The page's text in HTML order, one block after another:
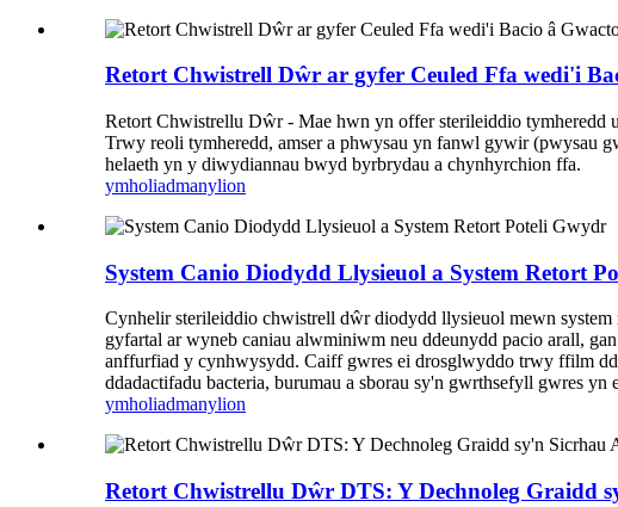
Retort Chwistrell Dŵr ar gyfer Ceuled Ffa wedi'i
Retort Chwistrellu Dŵr - Mae hwn yn offer sterileiddio tymheredd
Trwy reoli tymheredd, amser a phwysau yn fanwl gywir (pwysau
helaeth yn y diwydiannau bwyd byrbrydau a chynhyrchion ffa.
ymholiadmanylion
System Canio Diodydd Llysieuol a System Retort
Cynhelir sterileiddio chwistrell dŵr diodydd llysieuol mewn
gyfartal ar wyneb caniau alwminiwm neu ddeunydd pacio arall,
anffurfiad y cynhwysydd. Caiff gwres ei drosglwyddo trwy ffilm
ddadactifadu bacteria, burumau a sborau sy'n gwrthsefyll gwres
ymholiadmanylion
Retort Chwistrellu Dŵr DTS: Y Dechnoleg Graidd